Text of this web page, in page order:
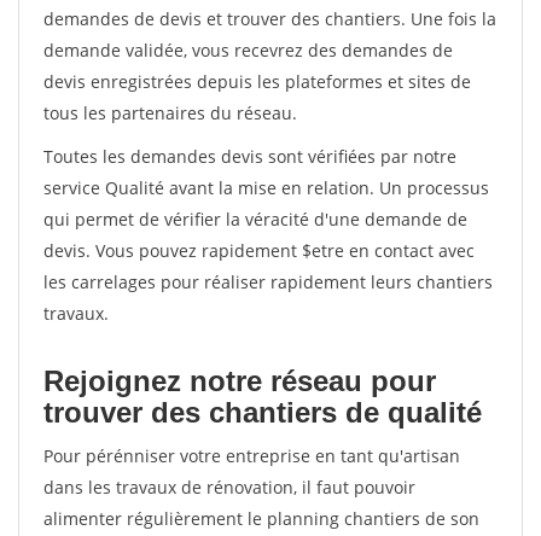
demandes de devis et trouver des chantiers. Une fois la
demande validée, vous recevrez des demandes de
devis enregistrées depuis les plateformes et sites de
tous les partenaires du réseau.
Toutes les demandes devis sont vérifiées par notre
service Qualité avant la mise en relation. Un processus
qui permet de vérifier la véracité d'une demande de
devis. Vous pouvez rapidement $etre en contact avec
les carrelages pour réaliser rapidement leurs chantiers
travaux.
Rejoignez notre réseau pour
trouver des chantiers de qualité
Pour pérénniser votre entreprise en tant qu'artisan
dans les travaux de rénovation, il faut pouvoir
alimenter régulièrement le planning chantiers de son